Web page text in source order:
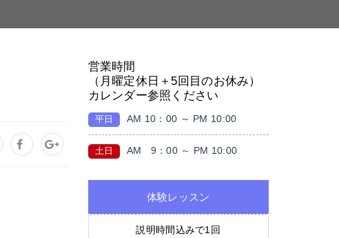
営業時間
（月曜定休日＋5回目のお休み）
カレンダー参照ください
平日 AM 10：00 ～ PM 10:00
土日 AM 9：00 ～ PM 10:00
体験レッスン
説明時間込みで1回